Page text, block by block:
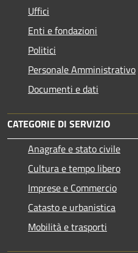
Uffici
Enti e fondazioni
Politici
Personale Amministrativo
Documenti e dati
CATEGORIE DI SERVIZIO
Anagrafe e stato civile
Cultura e tempo libero
Imprese e Commercio
Catasto e urbanistica
Mobilità e trasporti